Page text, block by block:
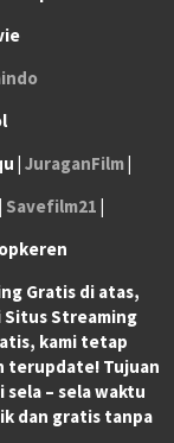
| JuraganFilm|
Savefilm21 |
Gratis di atas,
Situs Streaming
kami tetap
terupdate! Tujuan
– sela waktu
dan gratis tanpa